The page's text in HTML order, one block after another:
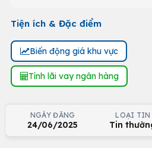
Tiện ích & Đặc điểm
Biến động giá khu vực
Tính lãi vay ngân hàng
NGÀY ĐĂNG
24/06/2025
LOẠI TIN
Tin